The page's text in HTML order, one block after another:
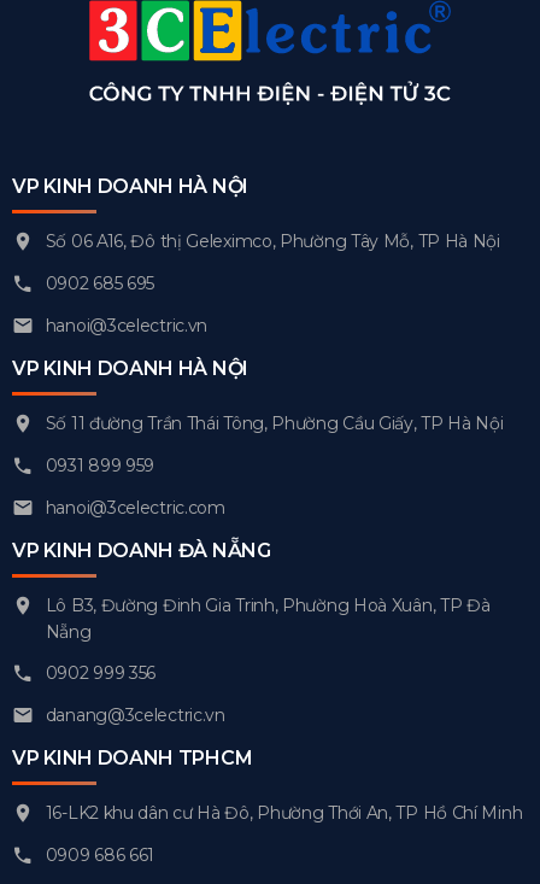
VP KINH DOANH HÀ NỘI
Số 06 A16, Đô thị Geleximco, Phường Tây Mỗ, TP Hà Nội
0902 685 695
hanoi@3celectric.vn
VP KINH DOANH HÀ NỘI
Số 11 đường Trần Thái Tông, Phường Cầu Giấy, TP Hà Nội
0931 899 959
hanoi@3celectric.com
VP KINH DOANH ĐÀ NẴNG
Lô B3, Đường Đinh Gia Trinh, Phường Hoà Xuân, TP Đà
Nẵng
0902 999 356
danang@3celectric.vn
VP KINH DOANH TPHCM
16-LK2 khu dân cư Hà Đô, Phường Thới An, TP Hồ Chí Minh
0909 686 661